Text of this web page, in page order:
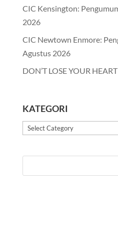
CIC Kensington:
2026
CIC Newtown Enmore:
Agustus 2026
DON’T LOSE YOUR
KATEGORI
Kategori